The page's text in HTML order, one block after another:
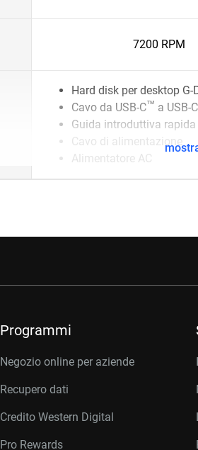
7200 RPM
Hard disk per desktop G-
Cavo da USB-C™ a USB-C
Guida introduttiva rapida
Cavo di alimentazione
Alimentatore AC
Programmi
Negozio online per aziende
Recupero dati
Credito Western Digital
Pro Rewards